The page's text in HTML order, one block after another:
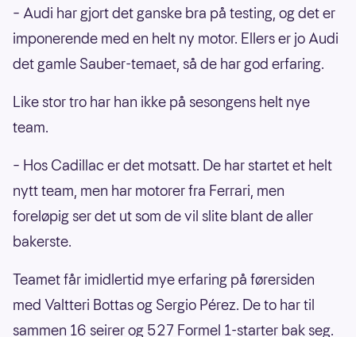
– Audi har gjort det ganske bra på testing, og det er
imponerende med en helt ny motor. Ellers er jo Audi
det gamle Sauber-temaet, så de har god erfaring.
Like stor tro har han ikke på sesongens helt nye
team.
– Hos Cadillac er det motsatt. De har startet et helt
nytt team, men har motorer fra Ferrari, men
foreløpig ser det ut som de vil slite blant de aller
bakerste.
Teamet får imidlertid mye erfaring på førersiden
med Valtteri Bottas og Sergio Pérez. De to har til
sammen 16 seirer og 527 Formel 1-starter bak seg.